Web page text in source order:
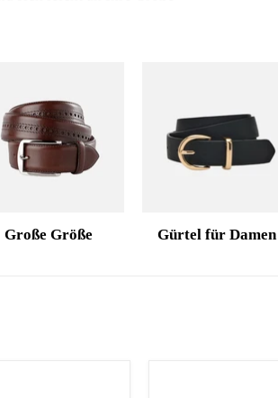
Große Größe Gürtel für Damen